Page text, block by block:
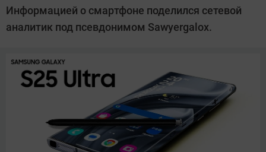
Калашников
Информацией о смартфоне поделился сетевой
аналитик под псевдонимом Sawyergalox.